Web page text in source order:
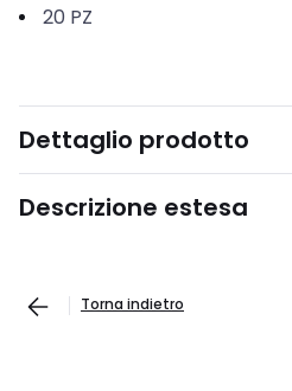
20 PZ
Dettaglio prodotto
Descrizione estesa
Torna indietro